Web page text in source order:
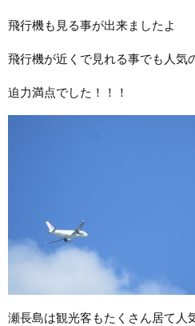
飛行機も見る事が出来ましたよ
飛行機が近くで見れる事でも人気
迫力満点でした！！！
瀬長島は観光客もたくさん居て人